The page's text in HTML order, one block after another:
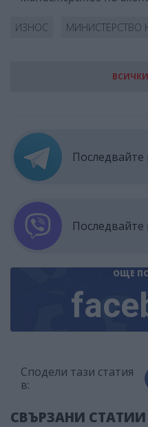
ИЗНОС МИНИСТЕРСТВО
Последвайте
ОЩЕ
Сподели тази статия
в:
СВЪРЗАНИ СТАТИИ